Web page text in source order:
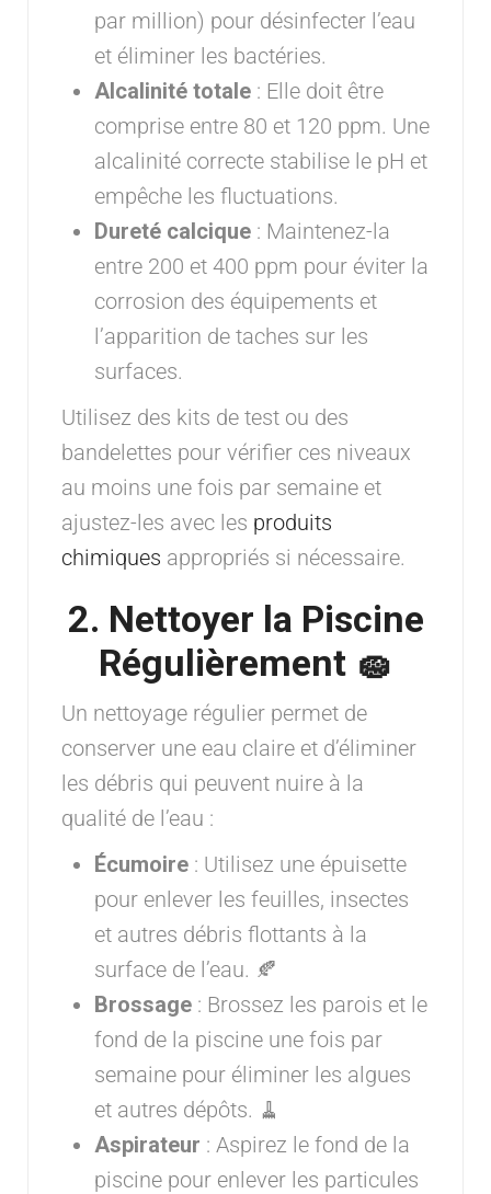
par million) pour désinfecter l’eau
et éliminer les bactéries.
Alcalinité totale : Elle doit être
comprise entre 80 et 120 ppm. Une
alcalinité correcte stabilise le pH et
empêche les fluctuations.
Dureté calcique : Maintenez-la
entre 200 et 400 ppm pour éviter la
corrosion des équipements et
l’apparition de taches sur les
surfaces.
Utilisez des kits de test ou des
bandelettes pour vérifier ces niveaux
au moins une fois par semaine et
ajustez-les avec les produits
chimiques appropriés si nécessaire.
2. Nettoyer la Piscine
Régulièrement 🧽
Un nettoyage régulier permet de
conserver une eau claire et d’éliminer
les débris qui peuvent nuire à la
qualité de l’eau :
Écumoire : Utilisez une épuisette
pour enlever les feuilles, insectes
et autres débris flottants à la
surface de l’eau. 🍂
Brossage : Brossez les parois et le
fond de la piscine une fois par
semaine pour éliminer les algues
et autres dépôts. 🧹
Aspirateur : Aspirez le fond de la
piscine pour enlever les particules